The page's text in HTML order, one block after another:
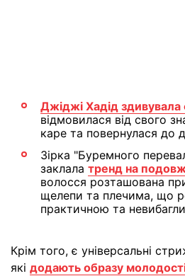
Джіджі Хадід здивувала
відмовилася від свого
каре та повернулася до
Зірка "Буремного
заклала тренд на
волосся розташована
щелепи та плечима, що
практичною та
Крім того, є універсальні
які додають образу